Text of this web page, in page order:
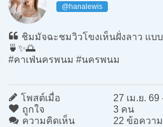
@hanalewis
ชิมมัจฉะชมวิวโขงเห็นฝั่งลาว แบ
🍵✨🌅
#คาเฟ่นครพนม #นครพนม
โพสต์เมื่อ
27 เม.ย. 69
ถูกใจ
3 คน
ความคิดเห็น
22 ข้อความ